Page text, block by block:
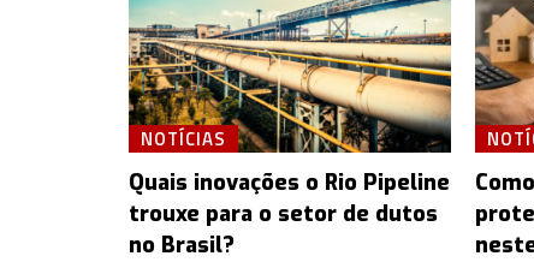
NOTÍCIAS
Quais inovações o Rio Pipeline
trouxe para o setor de dutos
no Brasil?